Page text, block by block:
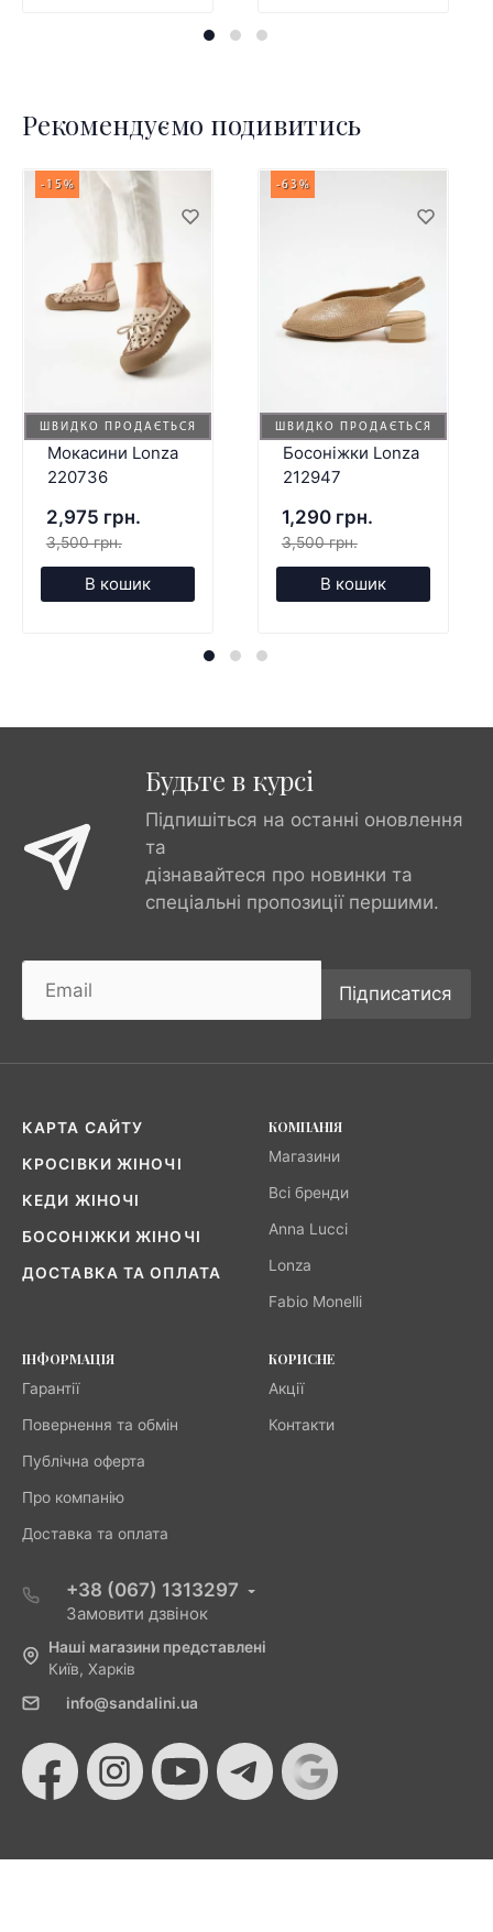
Рекомендуємо подивитись
ШВИДКО ПРОДАЄТЬСЯ
-15%
Мокасини Lonza
220736
2,975 грн.
3,500 грн.
В кошик
ШВИДКО ПРОДАЄТЬСЯ
-63%
Босоніжки Lonza
212947
1,290 грн.
3,500 грн.
В кошик
Будьте в курсі
Підпишіться на останні оновлення
та
дізнавайтеся про новинки та
спеціальні пропозиції першими.
Підписатися
КАРТА САЙТУ
КРОСІВКИ ЖІНОЧІ
КЕДИ ЖІНОЧІ
БОСОНІЖКИ ЖІНОЧІ
ДОСТАВКА ТА ОПЛАТА
КОМПАНІЯ
Магазини
Всі бренди
Anna Lucci
Lonza
Fabio Monelli
ІНФОРМАЦІЯ
Гарантії
Повернення та обмін
Публічна оферта
Про компанію
Доставка та оплата
КОРИСНЕ
Акції
Контакти
+38 (067) 1313297
Замовити дзвінок
Наші магазини представлені
Київ, Харків
info@sandalini.ua